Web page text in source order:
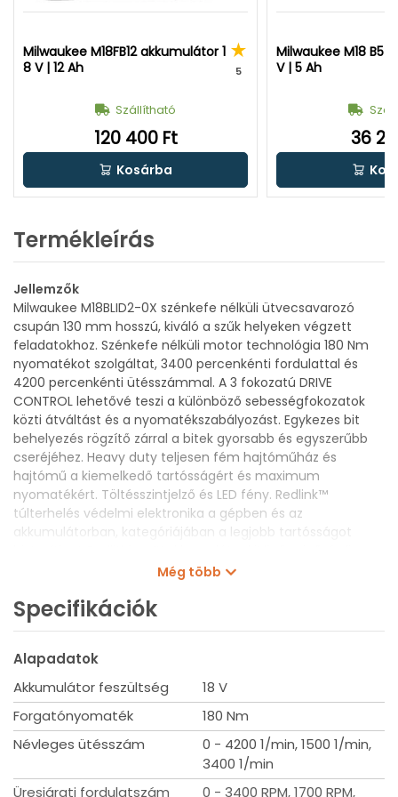
Milwaukee M18FB12 akkumulátor 1
8 V | 12 Ah
5
Szállítható
120 400 Ft
Kosárba
Milwaukee M18 B5
V | 5 Ah
36
Termékleírás
Jellemzők
Milwaukee M18BLID2-0X szénkefe nélküli ütvecsavarozó
csupán 130 mm hosszú, kiváló a szűk helyeken végzett
feladatokhoz. Szénkefe nélküli motor technológia 180 Nm
nyomatékot szolgáltat, 3400 percenkénti fordulattal és
4200 percenkénti ütésszámmal. A 3 fokozatú DRIVE
CONTROL lehetővé teszi a különböző sebességfokozatok
közti átváltást és a nyomatékszabályozást. Egykezes bit
behelyezés rögzítő zárral a bitek gyorsabb és egyszerűbb
cseréjéhez. Heavy duty teljesen fém hajtóműház és
hajtómű a kiemelkedő tartósságért és maximum
nyomatékért. Töltésszintjelző és LED fény. Redlink™
túlterhelés védelmi elektronika a gépben és az
akkumulátorban, kategóriájában a legjobb tartósságot
konstrukciót és elektronikát kínál, valamint lemerülés-
munkavégzést biztosít az akkumulátor élettartama alatt.
Teljesen fém megfordítható övcsat - gyors és könnyű
Milwaukee® M18™ akkumulátorokkal működik
Szállítási terjedelem
Akkumulátor nélkül szállítva, Övcsipesz, Heavy Duty koffer
Műszaki adatok
Üresjárati fordulatszám (ford/perc): 1700/2600/0-3400
Ütésszám (ütés/perc): 1500/3400/0-4200
Még több
Specifikációk
Alapadatok
Akkumulátor feszültség
18 V
Forgatónyomaték
180 Nm
Névleges ütésszám
0 - 4200 1/min, 1500 1/min,
3400 1/min
Üresjárati fordulatszám
0 - 3400 RPM, 1700 RPM,